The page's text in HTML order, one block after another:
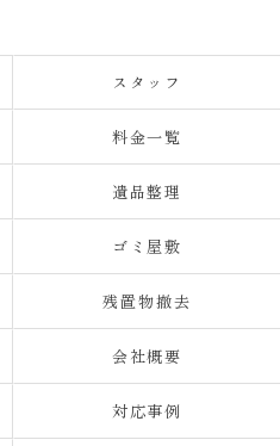
スタッフ
料金一覧
遺品整理
ゴミ屋敷
残置物撤去
会社概要
対応事例